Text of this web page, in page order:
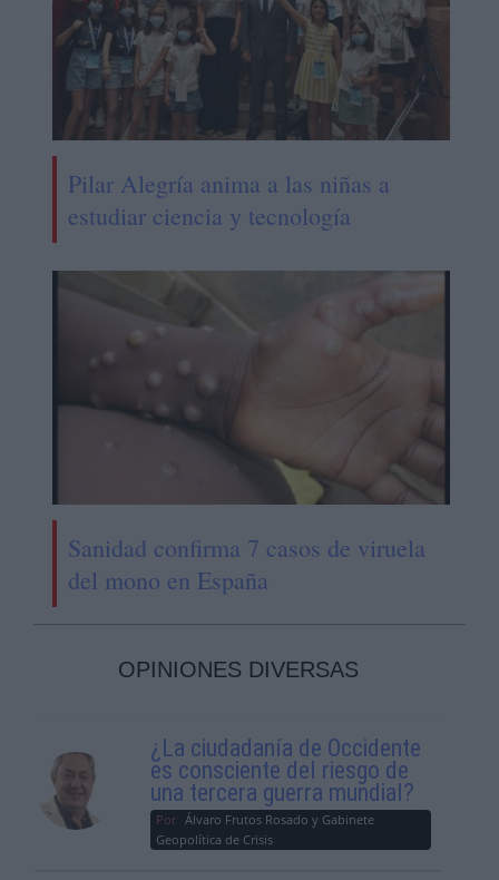
Pilar Alegría anima a las niñas a
estudiar ciencia y tecnología
Sanidad confirma 7 casos de viruela
del mono en España
OPINIONES DIVERSAS
¿La ciudadanía de Occidente
es consciente del riesgo de
una tercera guerra mundial?
Por Álvaro Frutos Rosado y Gabinete
Geopolítica de Crisis